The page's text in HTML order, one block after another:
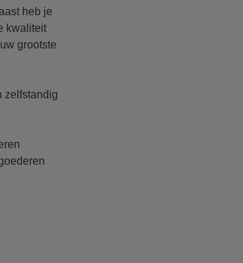
heb je
kwaliteit
grootste
zelfstandig